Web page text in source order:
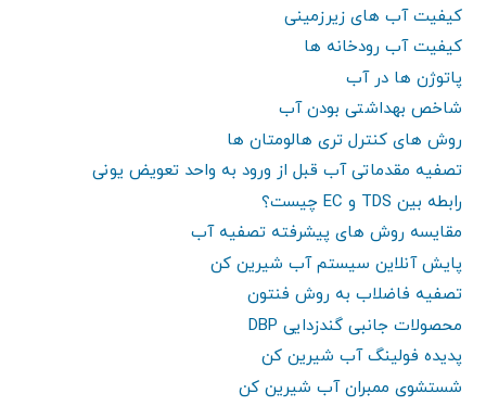
کیفیت آب های زیرزمینی
کیفیت آب رودخانه ها
پاتوژن ها در آب
شاخص بهداشتی بودن آب
روش های کنترل تری هالومتان ها
تصفیه مقدماتی آب قبل از ورود به واحد تعویض یونی
رابطه بین TDS و EC چیست؟
مقایسه روش های پیشرفته تصفیه آب
پایش آنلاین سیستم آب شیرین کن
تصفیه فاضلاب به روش فنتون
محصولات جانبی گندزدایی DBP
پدیده فولینگ آب شیرین کن
شستشوی ممبران آب شیرین کن